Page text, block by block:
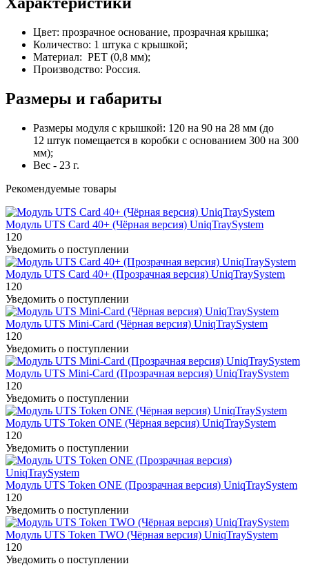
Цвет: прозрачное основание, прозрачная крышка;
Количество: 1 штука с крышкой;
Материал: PET (0,8 мм);
Производство: Россия.
Размеры и габариты
Размеры модуля с крышкой: 120 на 90 на 28 мм (до
12 штук помещается в коробки с основанием 300 на 300
мм);
Вес - 23 г.
Рекомендуемые товары
Модуль UTS Card 40+ (Чёрная версия) UniqTraySystem
120
Уведомить о поступлении
Модуль UTS Card 40+ (Прозрачная версия) UniqTraySystem
120
Уведомить о поступлении
Модуль UTS Mini-Card (Чёрная версия) UniqTraySystem
120
Уведомить о поступлении
Модуль UTS Mini-Card (Прозрачная версия) UniqTraySystem
120
Уведомить о поступлении
Модуль UTS Token ONE (Чёрная версия) UniqTraySystem
120
Уведомить о поступлении
Модуль UTS Token ONE (Прозрачная версия) UniqTraySystem
120
Уведомить о поступлении
Модуль UTS Token TWO (Чёрная версия) UniqTraySystem
120
Уведомить о поступлении